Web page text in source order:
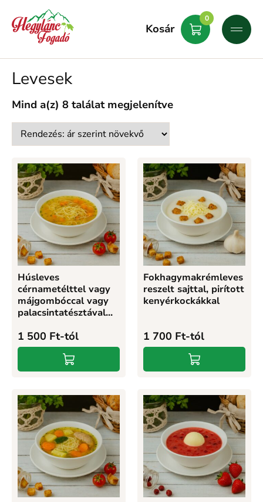
Kosár
0
Levesek
Mind a(z) 8 találat megjelenítve
Húsleves
cérnametélttel vagy
májgombóccal vagy
palacsintatésztával...
1 500 Ft-tól
Fokhagymakrémleves
reszelt sajttal, pirított
kenyérkockákkal
1 700 Ft-tól